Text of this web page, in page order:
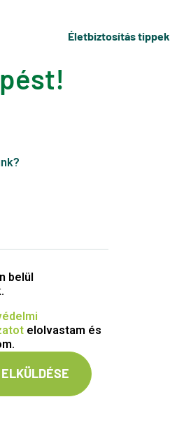
Életbiztosítás tippek
belül
elolvastam és